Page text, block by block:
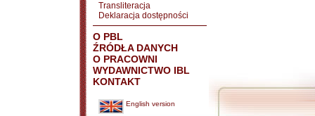
Transliteracja
Deklaracja dostępności
O PBL
ŹRÓDŁA DANYCH
O PRACOWNI
WYDAWNICTWO IBL
KONTAKT
English version